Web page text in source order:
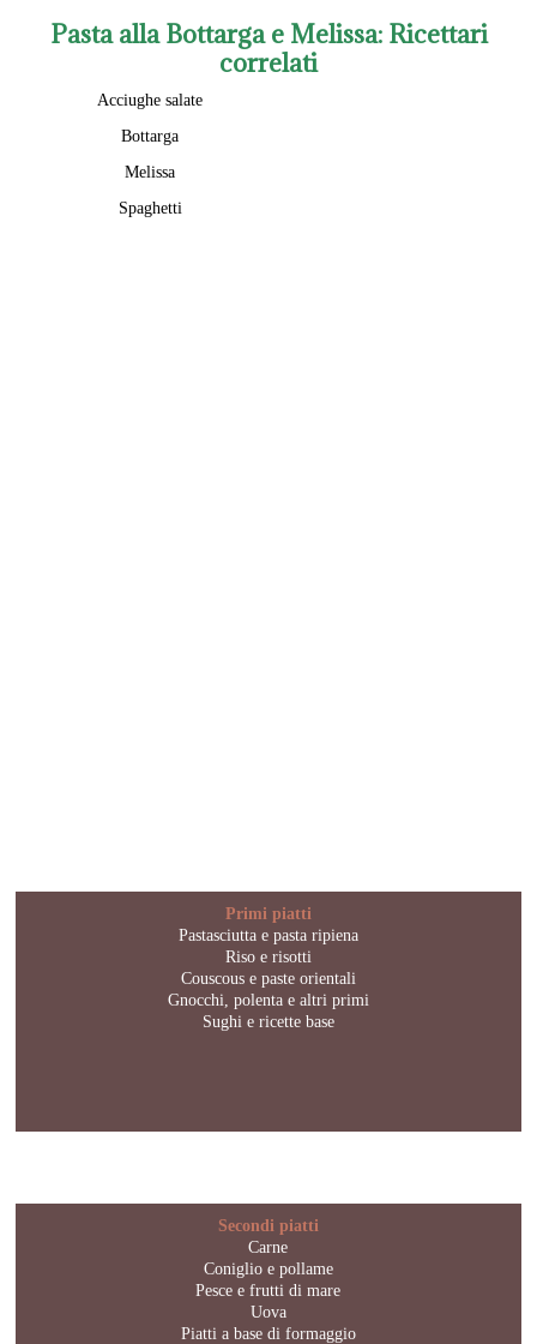
Pasta alla Bottarga e Melissa: Ricettari
correlati
Acciughe salate
Bottarga
Melissa
Spaghetti
Primi piatti
Pastasciutta e pasta ripiena
Riso e risotti
Couscous e paste orientali
Gnocchi, polenta e altri primi
Sughi e ricette base
Secondi piatti
Carne
Coniglio e pollame
Pesce e frutti di mare
Uova
Piatti a base di formaggio